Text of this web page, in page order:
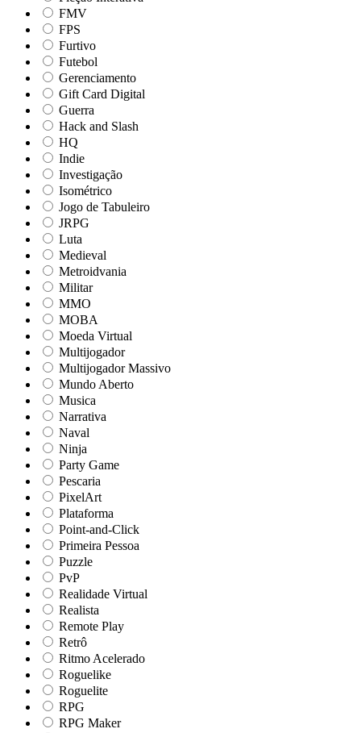
FMV
FPS
Furtivo
Futebol
Gerenciamento
Gift Card Digital
Guerra
Hack and Slash
HQ
Indie
Investigação
Isométrico
Jogo de Tabuleiro
JRPG
Luta
Medieval
Metroidvania
Militar
MMO
MOBA
Moeda Virtual
Multijogador
Multijogador Massivo
Mundo Aberto
Musica
Narrativa
Naval
Ninja
Party Game
Pescaria
PixelArt
Plataforma
Point-and-Click
Primeira Pessoa
Puzzle
PvP
Realidade Virtual
Realista
Remote Play
Retrô
Ritmo Acelerado
Roguelike
Roguelite
RPG
RPG Maker